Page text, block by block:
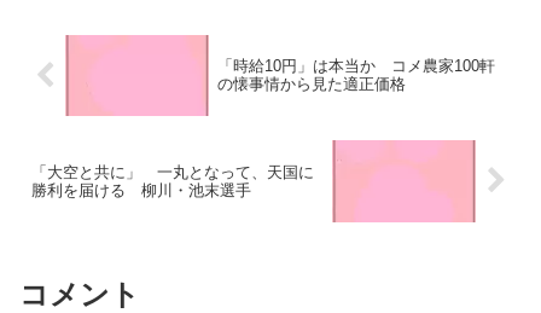
「時給10円」は本当か コメ農家100軒
の懐事情から見た適正価格
「大空と共に」 一丸となって、天国に
勝利を届ける 柳川・池末選手
コメント